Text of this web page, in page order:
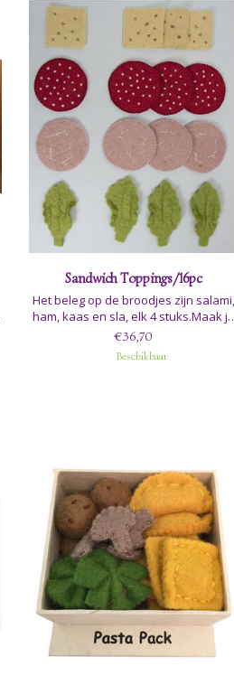
Sandwich Toppings/16pc
Het beleg op de broodjes zijn salami,
ham, kaas en sla, elk 4 stuks.Maak je
eigen broodje of baguette, zie de
broodproducten om te combineren:
P/P403, P/P403 A, P/P403 B
€36,70
Beschikbaar